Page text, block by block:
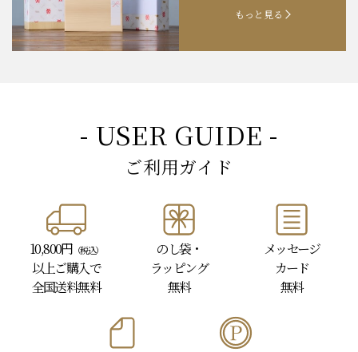
もっと見る
- USER GUIDE -
ご利用ガイド
10,800円 （税込）
以上ご購入で
全国送料無料
のし袋・
ラッピング
無料
メッセージ
カード
無料